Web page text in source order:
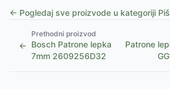
← Pogledaj sve proizvode u kategoriji
←
Prethodni proizvod
Bosch Patrone lepka
7mm 2609256D32
Patrone